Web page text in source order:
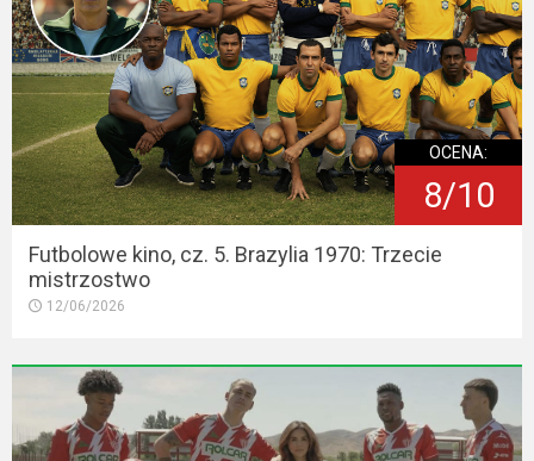
OCENA:
8/10
Futbolowe kino, cz. 5. Brazylia 1970: Trzecie
mistrzostwo
12/06/2026